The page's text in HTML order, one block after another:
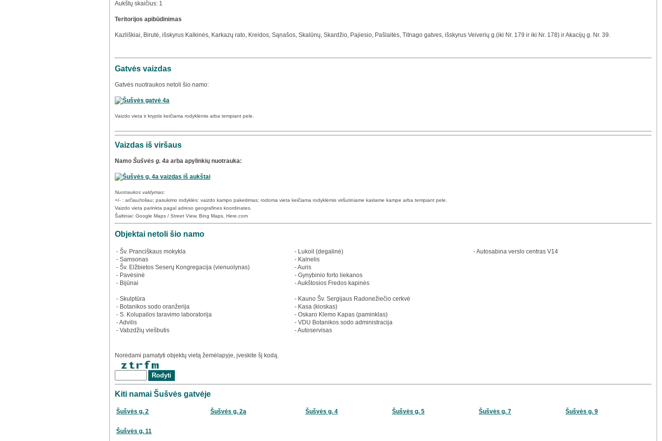
Aukštų skaičius: 1
Teritorijos apibūdinimas
Kazliškiai, Birutė, išskyrus Kalkinės, Karkazų rato, Kreidos, Sąnašos, Skalūnų, Skardžio, Pajiesio, Pašlaitės, Titnago gatves, išskyrus Veiverių g.(iki Nr. 179 ir iki Nr. 178) ir Akacijų g. Nr. 39.
Gatvės vaizdas
Gatvės nuotraukos netoli šio namo:
Vaizdo vieta ir kryptis keičiama rodyklėmis arba tempiant pele.
Vaizdas iš viršaus
Namo Šušvės g. 4a arba apylinkių nuotrauka:
Nuotraukos valdymas:
+/- : arčiau/toliau; pasukimo rodyklės: vaizdo kampo pakeitimas; rodoma vieta keičiama rodyklėmis viršutiniame kairiame kampe arba tempiant pele.
Vaizdo vieta parinkta pagal adreso geografines koordinates.
Šaltiniai: Google Maps / Street View, Bing Maps, Here.com
Objektai netoli šio namo
- Šv. Pranciškaus mokykla
- Samsonas
- Šv. Elžbietos Seserų Kongregacija (vienuolynas)
- Pavėsinė
- Bijūnai
- Skulptūra
- Botanikos sodo oranžerija
- S. Kolupailos taravimo laboratorija
- Advilis
- Vabzdžių viešbutis
- Lukoil (degalinė)
- Kalnelis
- Auris
- Gynybinio forto liekanos
- Aukštosios Fredos kapinės
- Kauno Šv. Sergijaus Radonežiečio cerkvė
- Kasa (kioskas)
- Oskaro Klemo Kapas (paminklas)
- VDU Botanikos sodo administracija
- Autoservisas
- Autosabina verslo centras V14
Norėdami pamatyti objektų vietą žemėlapyje, įveskite šį kodą.
Kiti namai Šušvės gatvėje
Šušvės g. 2 Šušvės g. 2a Šušvės g. 4 Šušvės g. 5 Šušvės g. 7 Šušvės g. 9
Šušvės g. 11